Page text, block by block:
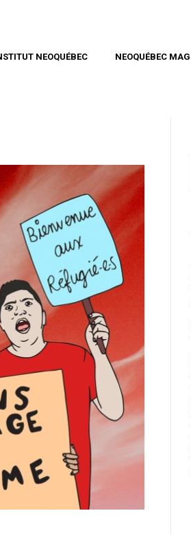
NEOQUÉBEC NEOQUÉBEC MAG